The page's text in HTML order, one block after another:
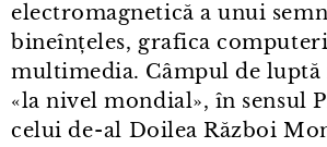
electromagnetică a unui
bineînțeles, grafica
multimedia. Câmpul de luptă
«la nivel mondial», în sensul
celui de⁠-⁠al Doilea Război